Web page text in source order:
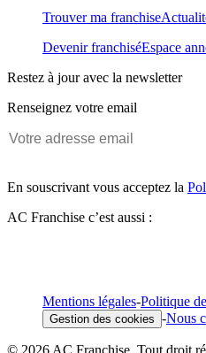
Trouver ma franchise
Devenir franchiséEspace
Restez à jour avec la newsletter
Renseignez votre email
En souscrivant vous acceptez la
AC Franchise c’est aussi :
Mentions légales-Politique
Gestion des cookies -Nous
© 2026 AC Franchise. Tout droit